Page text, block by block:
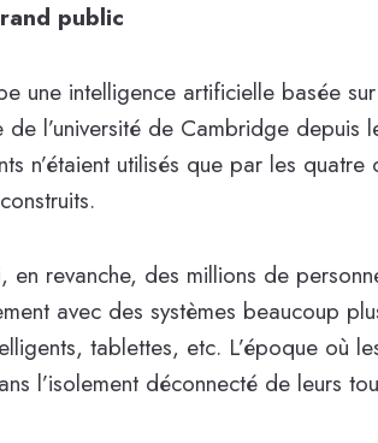
public
une intelligence artificielle basée
de l’université de Cambridge
n’étaient utilisés que par les
en revanche, des millions de
avec des systèmes beaucoup
tablettes, etc. L’époque où
l’isolement déconnecté de leurs